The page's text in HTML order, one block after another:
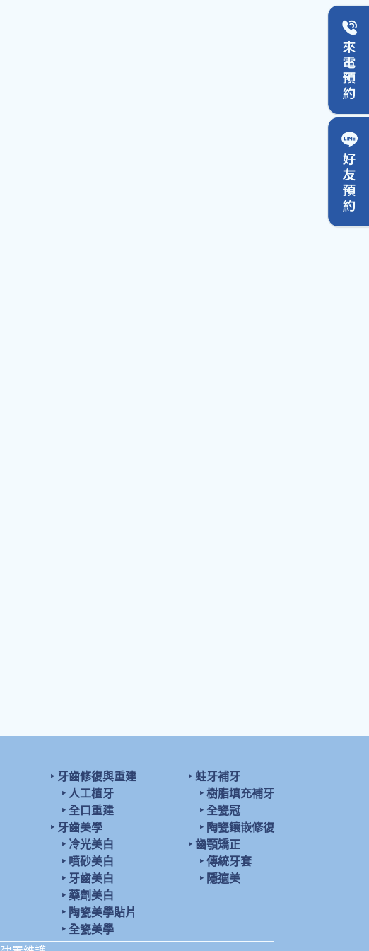
‣ 牙齒修復與重建
‣ 人工植牙
‣全口重建
‣ 牙齒美學
‣ 冷光美白
‣ 噴砂美白
‣ 牙齒美白
‣ 藥劑美白
‣ 陶瓷美學貼片
‣全瓷美學
‣ 蛀牙補牙
‣ 樹脂填充補牙
‣ 全瓷冠
‣ 陶瓷鑲嵌修復
‣ 齒顎矯正
‣ 傳統牙套
‣ 隱適美